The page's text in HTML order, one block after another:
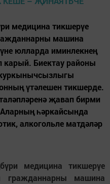
медицина тикшерүе
машина
юлларда иминлекнең
карый. Биектау районы
үтәлешен тикшерде.
җавап бирми
һәркайсында
алкогольле матдәләр
медицина тикшерүе
гражданнарны машина